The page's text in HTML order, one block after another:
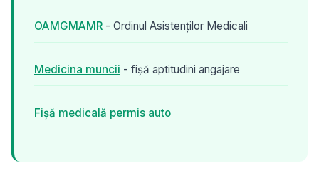
OAMGMAMR - Ordinul Asistenților Medicali
Medicina muncii - fișă aptitudini angajare
Fișă medicală permis auto